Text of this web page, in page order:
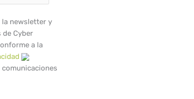
newsletter y
de Cyber
a la